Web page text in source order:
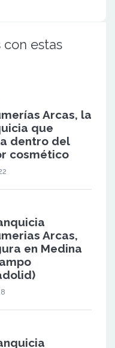
con estas
Arcas, la
que
dentro del
cosmético
Arcas,
en Medina